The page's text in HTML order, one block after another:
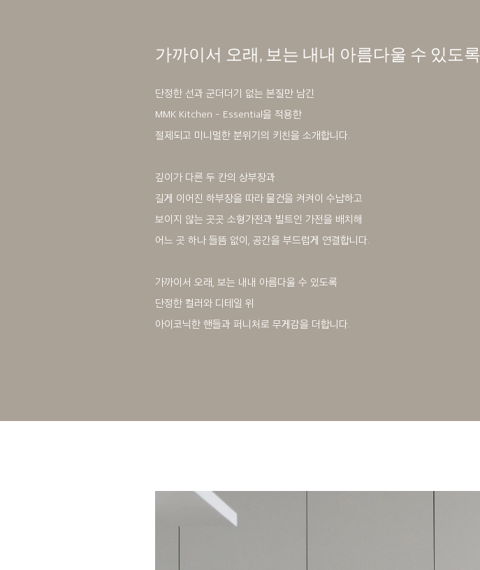
가까이서 오래, 보는 내내 아름다울 수 있도록
단정한 선과 군더더기 없는 본질만 남긴
MMK Kitchen - Essential을 적용한
절제되고 미니멀한 분위기의 키친을 소개합니다.
깊이가 다른 두 칸의 상부장과
길게 이어진 하부장을 따라 물건을 켜켜이 수납하고
보이지 않는 곳곳 소형가전과 빌트인 가전을 배치해
어느 곳 하나 들뜸 없이, 공간을 부드럽게 연결합니다.
가까이서 오래, 보는 내내 아름다울 수 있도록
단정한 컬러와 디테일 위
아이코닉한 핸들과 퍼니처로 무게감을 더합니다.